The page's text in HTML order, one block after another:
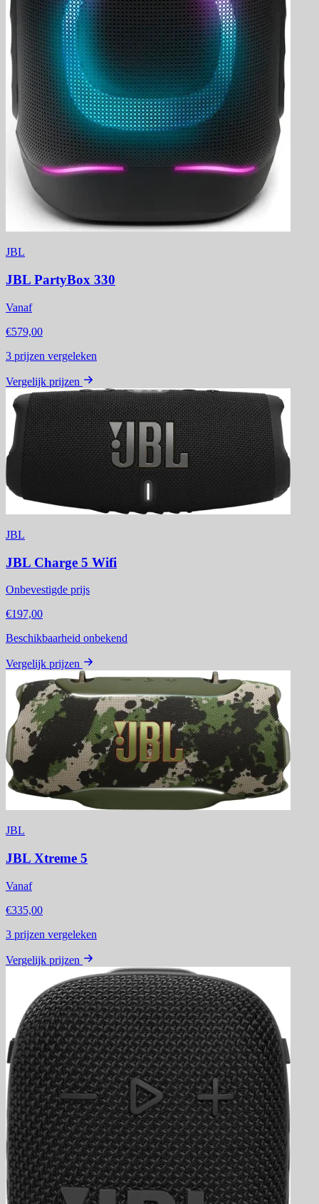
JBL
JBL PartyBox 330
Vanaf
€579,00
3 prijzen vergeleken
Vergelijk prijzen
JBL
JBL Charge 5 Wifi
Onbevestigde prijs
€197,00
Beschikbaarheid onbekend
Vergelijk prijzen
JBL
JBL Xtreme 5
Vanaf
€335,00
3 prijzen vergeleken
Vergelijk prijzen